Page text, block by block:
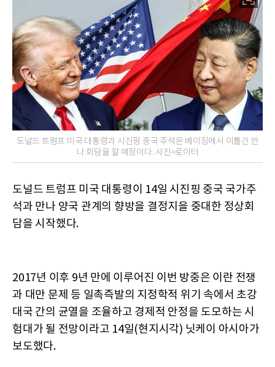
도널드 트럼프 미국 대통령과 시진핑 중국 주석은 베이징에서 이틀간 만
나 회담을 할 예정이다. 사진=로이터
도널드 트럼프 미국 대통령이 14일 시진핑 중국 국가주
석과 만나 양국 관계의 향방을 결정지을 중대한 정상회
담을 시작했다.
2017년 이후 9년 만에 이루어진 이번 방중은 이란 전쟁
과 대만 문제 등 일촉즉발의 지정학적 위기 속에서 초강
대국 간의 균열을 조율하고 경제적 안정을 도모하는 시
험대가 될 전망이라고 14일(현지시각) 닛케이 아시아가
보도했다.